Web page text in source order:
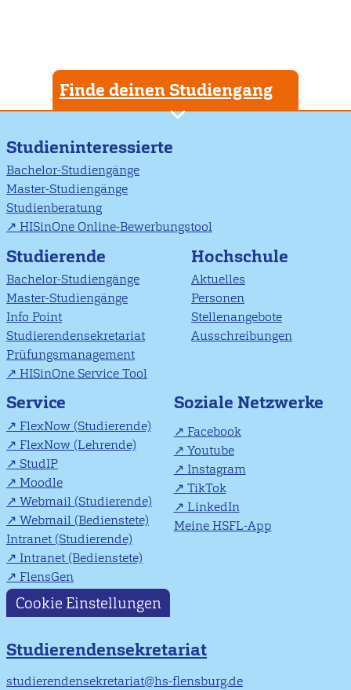
Finde deinen Studiengang
Studieninteressierte
Bachelor-Studiengänge
Master-Studiengänge
Studienberatung
HISinOne Online-Bewerbungstool
Studierende
Bachelor-Studiengänge
Master-Studiengänge
Info Point
Studierendensekretariat
Prüfungsmanagement
HISinOne Service Tool
Hochschule
Aktuelles
Personen
Stellenangebote
Ausschreibungen
Service
FlexNow (Studierende)
FlexNow (Lehrende)
StudIP
Moodle
Webmail (Studierende)
Webmail (Bedienstete)
Intranet (Studierende)
Intranet (Bedienstete)
FlensGen
Soziale Netzwerke
Facebook
Youtube
Instagram
TikTok
LinkedIn
Meine HSFL-App
Cookie Einstellungen
Studierendensekretariat
studierendensekretariat@hs-flensburg.de